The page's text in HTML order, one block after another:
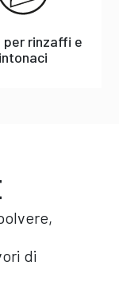
per rinzaffi e
intonaci
di